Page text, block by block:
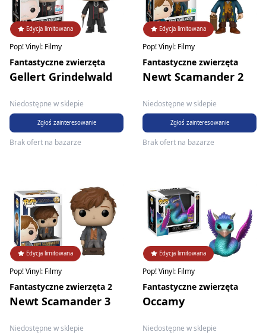
Edycja limitowana
Pop! Vinyl: Filmy
Fantastyczne zwierzęta
Gellert Grindelwald
Niedostępne w sklepie
Zgłoś zainteresowanie
Brak ofert na bazarze
Edycja limitowana
Pop! Vinyl: Filmy
Fantastyczne zwierzęta
Newt Scamander 2
Niedostępne w sklepie
Zgłoś zainteresowanie
Brak ofert na bazarze
Edycja limitowana
Pop! Vinyl: Filmy
Fantastyczne zwierzęta 2
Newt Scamander 3
Niedostępne w sklepie
Edycja limitowana
Pop! Vinyl: Filmy
Fantastyczne zwierzęta
Occamy
Niedostępne w sklepie